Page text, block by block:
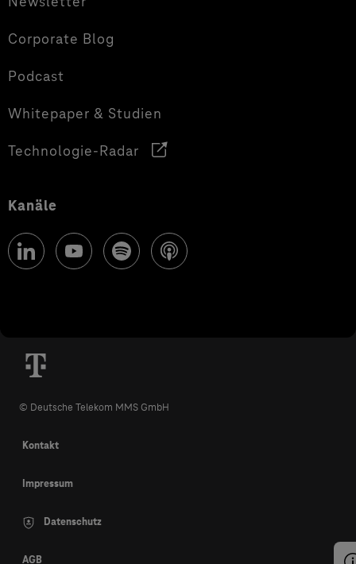
Corporate Blog
Podcast
Whitepaper & Studien
Technologie-Radar
Kanäle
© Deutsche Telekom MMS GmbH
Kontakt
Impressum
Datenschutz
AGB